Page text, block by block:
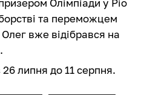
Олімпіади у Ріо
та переможцем
вже відібрався на
липня до 11 серпня.